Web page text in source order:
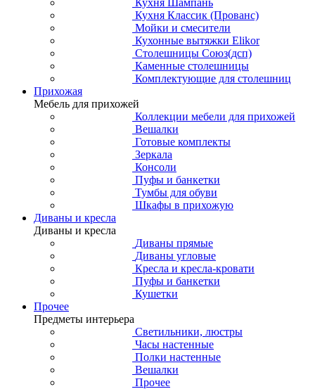
Кухня Классик (Прованс)
Мойки и смесители
Кухонные вытяжки Elikor
Столешницы Союз(дсп)
Каменные столешницы
Комплектующие для столешниц
Прихожая
Мебель для прихожей
Коллекции мебели для прихожей
Вешалки
Готовые комплекты
Зеркала
Консоли
Пуфы и банкетки
Тумбы для обуви
Шкафы в прихожую
Диваны и кресла
Диваны и кресла
Диваны прямые
Диваны угловые
Кресла и кресла-кровати
Пуфы и банкетки
Кушетки
Прочее
Предметы интерьера
Светильники, люстры
Часы настенные
Полки настенные
Вешалки
Прочее